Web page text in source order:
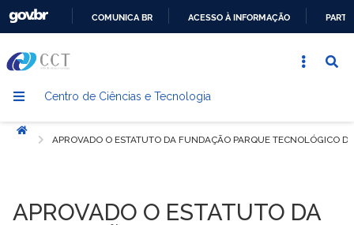
CONTEÚDO
COMUNICA BR ACESSO À INFORMAÇÃO
Centro de Ciências e Tecnologia
Início
APROVADO O ESTATUTO DA FUNDAÇÃO PARQUE TECNOLÓGICO
APROVADO O ESTATUTO DA